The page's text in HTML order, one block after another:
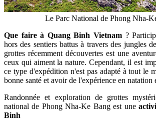
Le Parc National de Phong Nha-
Que faire à Quang Binh Vietnam ?
hors des sentiers battus à travers des jungles
grottes récemment découvertes est une
ceux qui aiment la nature. Cependant, il est
ce type d'expédition n'est pas adapté à tout le
bonne santé et avoir de l'expérience en natation
Randonnée et exploration de grottes
national de Phong Nha-Ke Bang est une
Binh